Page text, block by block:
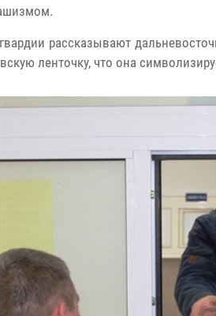
рассказывают
ленточку, что она